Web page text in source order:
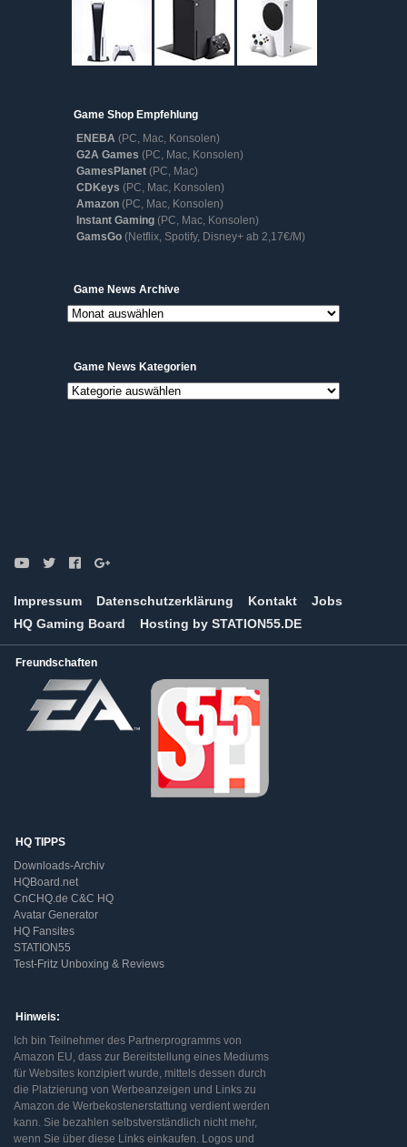
Game Shop Empfehlung
ENEBA (PC, Mac, Konsolen)
G2A Games (PC, Mac, Konsolen)
GamesPlanet (PC, Mac)
CDKeys (PC, Mac, Konsolen)
Amazon (PC, Mac, Konsolen)
Instant Gaming (PC, Mac, Konsolen)
GamsGo (Netflix, Spotify, Disney+ ab 2,17€/M)
Game News ArchiveGame
News
Archive
Game News Kategorien
Game
Impressum Datenschutzerklärung Kontakt
Jobs
HQ Gaming Board
Hosting by STATION55.DE
Freundschaften
HQ TIPPS
Downloads-Archiv
HQBoard.net
CnCHQ.de C&C HQ
Avatar Generator
HQ Fansites
STATION55
Test-Fritz Unboxing & Reviews
Hinweis:
Ich bin Teilnehmer des Partnerprogramms von
Amazon EU, dass zur Bereitstellung eines Mediums
für Websites konzipiert wurde, mittels dessen durch
die Platzierung von Werbeanzeigen und Links zu
Amazon.de Werbekostenerstattung verdient werden
kann. Sie bezahlen selbstverständlich nicht mehr,
wenn Sie über diese Links einkaufen. Logos und